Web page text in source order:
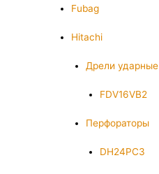
Fubag
Hitachi
Дрели ударные
FDV16VB2
Перфораторы
DH24PC3